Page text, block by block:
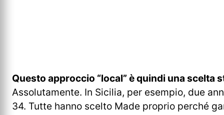
Questo approccio “local” è quindi una scelta
Assolutamente. In Sicilia, per esempio, due
34. Tutte hanno scelto Made proprio perché